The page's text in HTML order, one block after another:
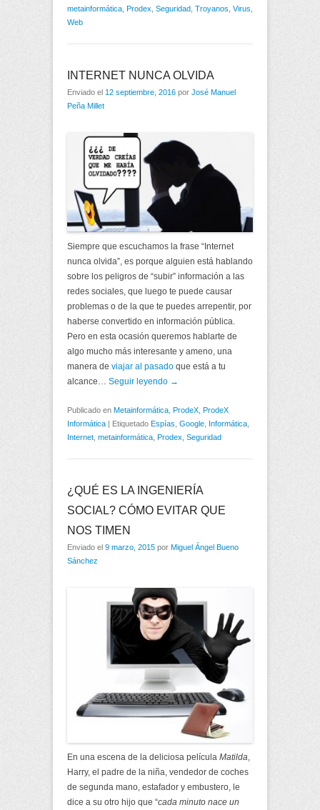
metainformática Prodex Seguridad Troyanos Virus
Web
INTERNET NUNCA OLVIDA
Enviado el 12 septiembre, 2016 por José Manuel
Peña Millet
Siempre que escuchamos la frase “Internet
nunca olvida”, es porque alguien está hablando
sobre los peligros de “subir” información a las
redes sociales, que luego te puede causar
problemas o de la que te puedes arrepentir, por
haberse convertido en información pública.
Pero en esta ocasión queremos hablarte de
algo mucho más interesante y ameno, una
manera de viajar al pasado que está a tu
alcance… Seguir leyendo →
Publicado en Metainformática ProdeX ProdeX
Informática | Etiquetado Espías Google Informática
Internet metainformática Prodex Seguridad
¿QUÉ ES LA INGENIERÍA
SOCIAL? CÓMO EVITAR QUE
NOS TIMEN
Enviado el 9 marzo, 2015 por Miguel Ángel Bueno
Sánchez
En una escena de la deliciosa película Matilda,
Harry, el padre de la niña, vendedor de coches
de segunda mano, estafador y embustero, le
dice a su otro hijo que “cada minuto nace un